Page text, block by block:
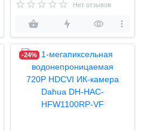
Нет отзывов
-24%